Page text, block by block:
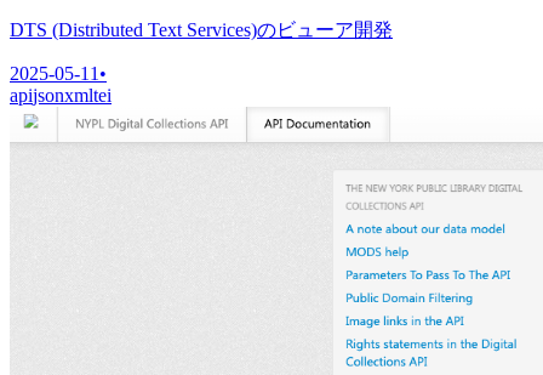
DTS (Distributed Text Services)のビューア開発
2025-05-11•
apijsonxmltei